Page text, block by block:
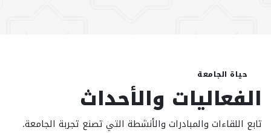
حياة الجامعة
الفعاليات والأحداث
تابع اللقاءات والمبادرات والأنشطة التي تصنع تجربة الجامعة.